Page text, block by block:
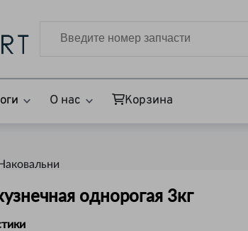
О нас Корзина
Наковальни
однорогая 3кг